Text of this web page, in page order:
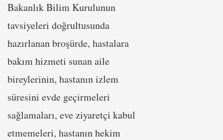
Bakanlık Bilim Kurulunun
tavsiyeleri doğrultusunda
hazırlanan broşürde, hastalara
bakım hizmeti sunan aile
bireylerinin, hastanın izlem
süresini evde geçirmeleri
sağlamaları, eve ziyaretçi kabul
etmemeleri, hastanın hekim